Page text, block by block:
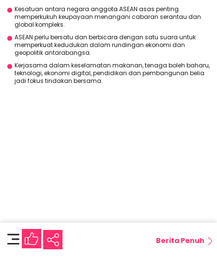
Kesatuan antara negara anggota ASEAN asas penting
memperkukuh keupayaan menangani cabaran serantau dan
global kompleks.
ASEAN perlu bersatu dan berbicara dengan satu suara untuk
memperkuat kedudukan dalam rundingan ekonomi dan
geopolitik antarabangsa.
Kerjasama dalam keselamatan makanan, tenaga boleh baharu,
teknologi, ekonomi digital, pendidikan dan pembangunan belia
jadi fokus tindakan bersama.
Berita Penuh